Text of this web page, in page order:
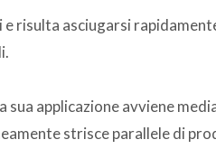
risulta asciugarsi
sua applicazione avviene
strisce parallele di